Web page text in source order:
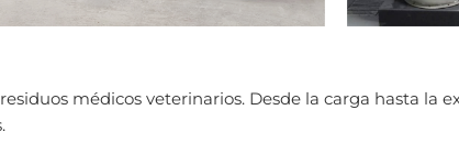
médicos veterinarios. Desde la carga hasta la